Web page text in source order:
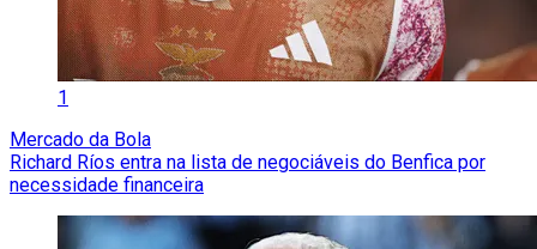
1
Mercado da Bola
Richard Ríos entra na lista de negociáveis do Benfica por
necessidade financeira